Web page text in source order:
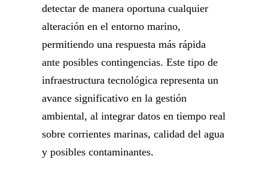
detectar de manera oportuna cualquier
alteración en el entorno marino,
permitiendo una respuesta más rápida
ante posibles contingencias. Este tipo de
infraestructura tecnológica representa un
avance significativo en la gestión
ambiental, al integrar datos en tiempo real
sobre corrientes marinas, calidad del agua
y posibles contaminantes.